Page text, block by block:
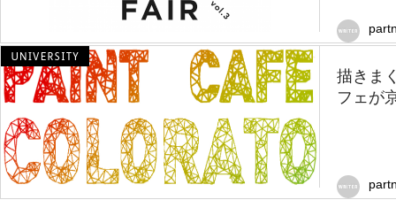
描きま
フェが